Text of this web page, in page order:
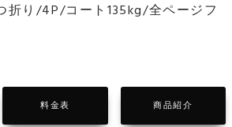
折り/4P/コート135kg/全ページフ
料金表 商品紹介